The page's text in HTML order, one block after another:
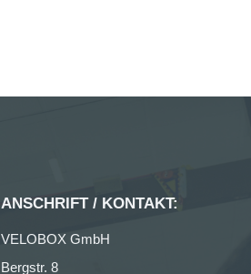
ANSCHRIFT / KONTAKT:
VELOBOX GmbH
Bergstr. 8